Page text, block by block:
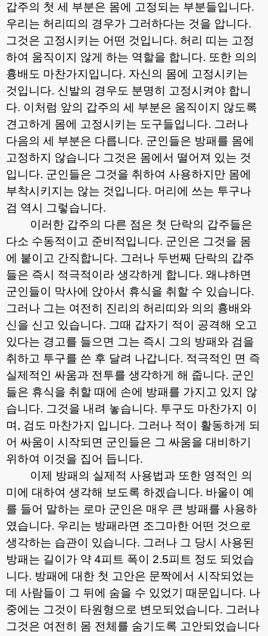
갑주의 첫 세 부분은 몸에 고정되는 부분들입니다.
우리는 허리띠의 경우가 그러하다는 것을 압니다.
그것은 고정시키는 어떤 것입니다. 허리 띠는 고정
하여 움직이지 않게 하는 역할을 합니다. 또한 의의
흉배도 마찬가지입니다. 자신의 몸에 고정시키는
것입니다. 신발의 경우도 분명히 고정시켜야 합니
다. 이처럼 앞의 갑주의 세 부분은 움직이지 않도록
견고하게 몸에 고정시키는 도구들입니다. 그러나
다음의 세 부분은 다릅니다. 군인들은 방패를 몸에
고정하지 않습니다 그것은 몸에서 떨어져 있는 것
입니다. 군인들은 그것을 취하여 사용하지만 몸에
부착시키지는 않는 것입니다. 머리에 쓰는 투구나
검 역시 그렇습니다.
이러한 갑주의 다른 점은 첫 단락의 갑주들은
다소 수동적이고 준비적입니다. 군인은 그것을 몸
에 붙이고 간직합니다. 그러나 두번째 단락의 갑주
들은 즉시 적극적이라 생각하게 합니다. 왜냐하면
군인들이 막사에 앉아서 휴식을 취할 수 있습니다.
그러나 그는 여전히 진리의 허리띠와 의의 흉배와
신을 신고 있습니다. 그때 갑자기 적이 공격해 오고
있다는 경고를 들으면 그는 즉시 그의 방패와 검을
취하고 투구를 쓴 후 달려 나갑니다. 적극적인 면 즉
실제적인 싸움과 전투를 생각하게 해 줍니다. 군인
들은 휴식을 취할 때에 손에 방패를 가지고 있지 않
습니다. 그것을 내려 놓습니다. 투구도 마찬가지 이
며 , 검도 마찬가지 입니다. 그러나 적이 활동하게 되
어 싸움이 시작되면 군인들은 그 싸움을 대비하기
위하여 이것을 집어 듭니다.
이제 방패의 실제적 사용법과 또한 영적인 의
미에 대하여 생각해 보도록 하겠습니다. 바울이 예
를 들어 말하는 로마 군인은 매우 큰 방패를 사용하
였습니다. 우리는 방패라면 조그마한 어떤 것으로
생각하는 습관이 있습니다. 그러나 그 당시 사용된
방패는 길이가 약 4피트 폭이 2.5피트 정도 되었습
니다. 방패에 대한 첫 고안은 문짝에서 시작되었는
데 사람들이 그 뒤에 숨을 수 있었기 때문입니다. 나
중에는 그것이 타원형으로 변모되었습니다. 그러나
그것은 여전히 몸 전체를 숨기도록 고안되었습니다